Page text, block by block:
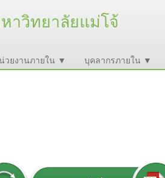
าวิทยาลัยแม่โจ้
วยงานภายใน ▼ บุคลากรภายใน ▼